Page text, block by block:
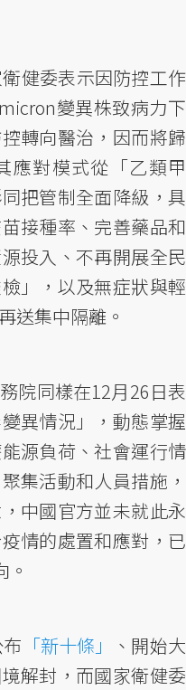
健委表示因防控工作
變異株致病力下
轉向醫治，因而將歸
應對模式從「乙類甲
把管制全面降級，具
接種率、完善藥品和
投入、不再開展全民
」，以及無症狀與輕
送集中隔離。
院同樣在12月26日表
異情況」，動態掌握
源負荷、社會運行情
集活動和人員措施，
中國官方並未就此永
情的處置和應對，已
「新十條」
、開始大
解封，而國家衛健委